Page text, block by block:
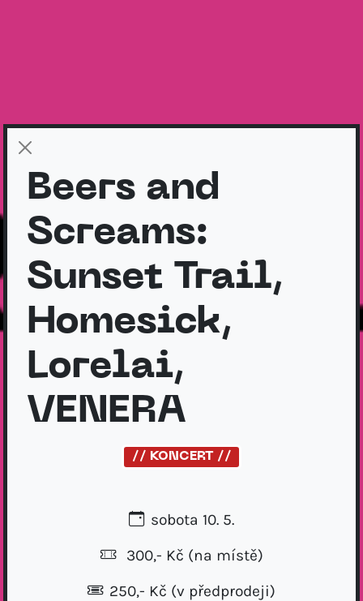
Beers and
Screams:
Sunset Trail,
Homesick,
Lorelai,
VENERA
// KONCERT //
sobota 10. 5.
300,- Kč (na místě)
250,- Kč (v předprodeji)